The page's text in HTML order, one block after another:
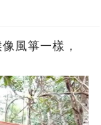
風箏一樣，